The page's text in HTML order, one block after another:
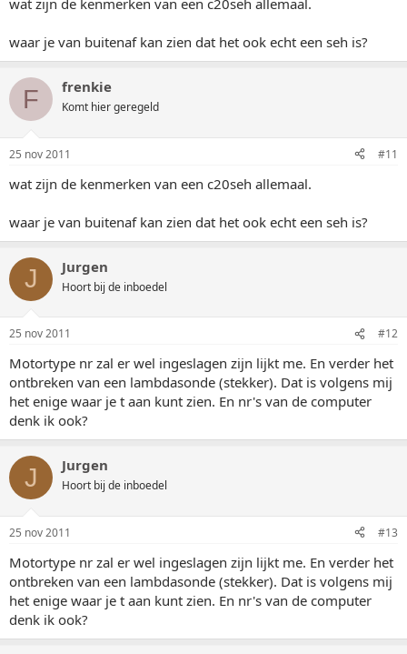
wat zijn de kenmerken van een c20seh allemaal.
waar je van buitenaf kan zien dat het ook echt een seh is?
F frenkie
Komt hier geregeld
25 nov 2011 #11
wat zijn de kenmerken van een c20seh allemaal.
waar je van buitenaf kan zien dat het ook echt een seh is?
J Jurgen
Hoort bij de inboedel
25 nov 2011 #12
Motortype nr zal er wel ingeslagen zijn lijkt me. En verder het
ontbreken van een lambdasonde (stekker). Dat is volgens mij
het enige waar je t aan kunt zien. En nr's van de computer
denk ik ook?
J Jurgen
Hoort bij de inboedel
25 nov 2011 #13
Motortype nr zal er wel ingeslagen zijn lijkt me. En verder het
ontbreken van een lambdasonde (stekker). Dat is volgens mij
het enige waar je t aan kunt zien. En nr's van de computer
denk ik ook?